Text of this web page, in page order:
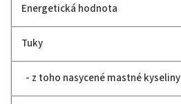
Energetická hodnota
Tuky
- z toho nasycené mastné kyseliny